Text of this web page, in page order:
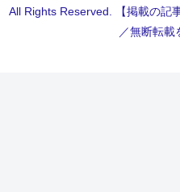
All Rights Reserved. 【掲載の記
／無断転載